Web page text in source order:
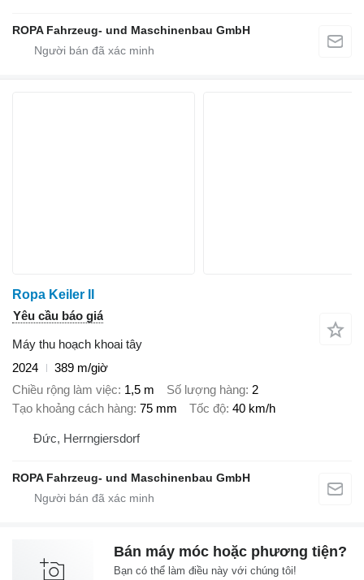
ROPA Fahrzeug- und Maschinenbau GmbH
Ropa Keiler II
Yêu cầu báo giá
Máy thu hoạch khoai tây
2024
389 m/giờ
Chiều rộng làm việc 1,5 m Số lượng hàng 2
Tạo khoảng cách hàng 75 mm Tốc độ 40 km/h
Đức, Herrngiersdorf
ROPA Fahrzeug- und Maschinenbau GmbH
Bán máy móc hoặc phương tiện?
Bạn có thể làm điều này với chúng tôi!